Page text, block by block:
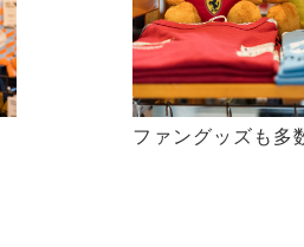
ファングッズも多